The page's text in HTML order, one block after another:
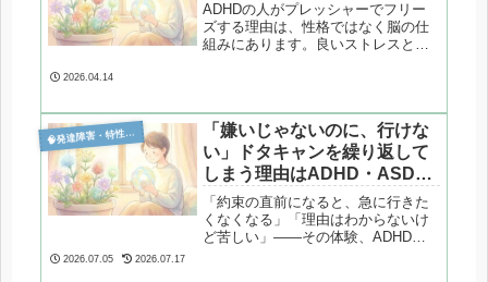
ADHDの人がプレッシャーでフリー
ズする理由は、性格ではなく脳の仕
組みにあります。良いストレスと悪
2026.04.14

発達障害・特性分析
「嫌いじゃないのに、行けな
い」ドタキャンを繰り返して
しまう理由はADHD・ASDの
特性にあった
「約束の直前になると、急に行きた
くなくなる」「理由はわからないけ
ど苦しい」——その体験、ADHD・
2026.07.05 2026.07.17